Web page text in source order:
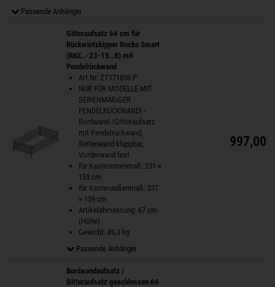
Passende Anhänger
Gitteraufsatz 66 cm für
Rückwärtskipper Rocko Smart
(RKE..-23-15..B) mit
Pendelrückwand
Art.Nr. ZT171856.P
NUR FÜR MODELLE MIT
SERIENMÄßIGER
PENDELRÜCKWAND! -
Bordwand-/Gitteraufsatz
mit Pendelrückwand,
Seitenwand klappbar,
Vorderwand fest
für Kasteninnenmaß: 231 ×
153 cm
für Kastenaußenmaß: 237
× 159 cm
Artikelabmessung: 67 cm
(Höhe)
Gewicht: 89,3 kg
Passende Anhänger
997,00
Bordwandaufsatz /
Gitteraufsatz geschlossen 66